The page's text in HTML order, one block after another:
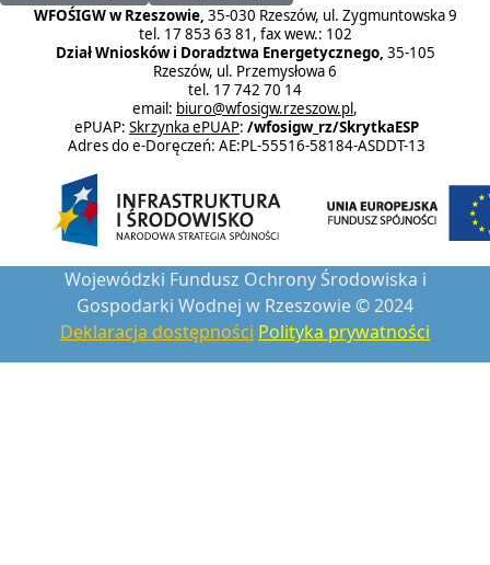
WFOŚIGW w Rzeszowie, 35-030 Rzeszów, ul. Zygmuntowska 9
tel. 17 853 63 81, fax wew.: 102
Dział Wniosków i Doradztwa Energetycznego, 35-105
Rzeszów, ul. Przemysłowa 6
tel. 17 742 70 14
email: biuro@wfosigw.rzeszow.pl,
ePUAP: Skrzynka ePUAP: /wfosigw_rz/SkrytkaESP
Adres do e-Doręczeń: AE:PL-55516-58184-ASDDT-13
Wojewódzki Fundusz Ochrony Środowiska i
Gospodarki Wodnej w Rzeszowie © 2024
Deklaracja dostępności Polityka prywatności